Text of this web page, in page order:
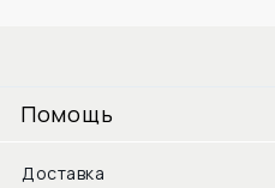
Помощь
Доставка